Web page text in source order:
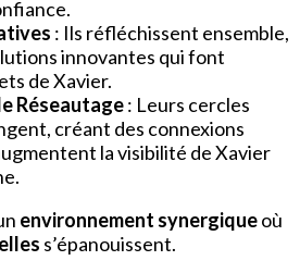
: Ils réfléchissent ensemble,
innovantes qui font
de Xavier.
Réseautage: Leurs cercles
créant des connexions
la visibilité de Xavier
environnement synergiqueoù
s’épanouissent.